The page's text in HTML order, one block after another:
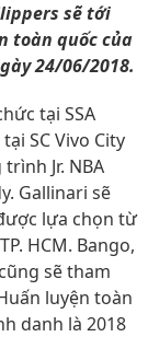
sẽ tới
toàn quốc của
24/06/2018.
tại SSA
SC Vivo City
Jr. NBA
Gallinari sẽ
lựa chọn từ
HCM. Bango,
sẽ tham
luyện toàn
danh là 2018